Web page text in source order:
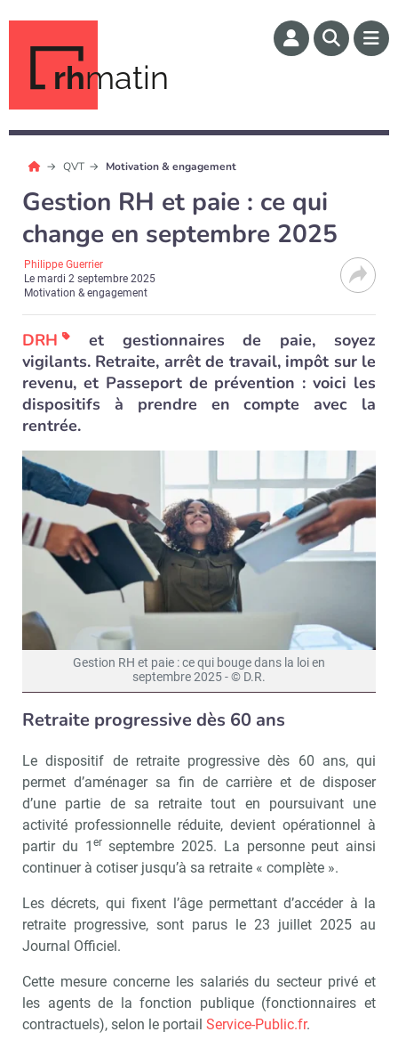
rhmatin
QVT Motivation & engagement
Gestion RH et paie : ce qui
change en septembre 2025
Philippe Guerrier
Lemardi 2 septembre 2025
Motivation & engagement
DRH
et gestionnaires de paie, soyez
vigilants. Retraite, arrêt de travail, impôt sur le
revenu, et Passeport de prévention : voici les
dispositifs à prendre en compte avec la
rentrée.
Gestion RH et paie : ce qui bouge dans la loi en
septembre 2025 - © D.R.
Retraite progressive dès 60 ans
Le dispositif de retraite progressive dès 60 ans, qui
permet d’aménager sa fin de carrière et de disposer
d’une partie de sa retraite tout en poursuivant une
activité professionnelle réduite, devient opérationnel à
partir du 1 erseptembre 2025. La personne peut ainsi
continuer à cotiser jusqu’à sa retraite « complète ».
Les décrets, qui fixent l’âge permettant d’accéder à la
retraite progressive, sont parus le 23 juillet 2025 au
Journal Officiel.
Cette mesure concerne les salariés du secteur privé et
les agents de la fonction publique (fonctionnaires et
contractuels), selon le portail Service-Public.fr.